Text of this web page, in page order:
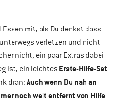
Essen mit, als Du denkst dass
verletzen und nicht
nicht, ein paar Extras dabei
ist, ein leichtes Erste-Hilfe-Set
dran: Auch wenn Du nah an
noch weit entfernt von Hilfe